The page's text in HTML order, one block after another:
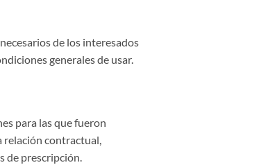
de los interesados
generales de usar.
para las que fueron
relación contractual,
de prescripción.